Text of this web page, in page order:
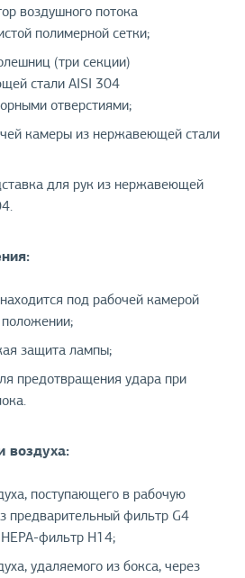
воздушного потока
полимерной сетки;
(три секции)
стали AISI 304
отверстиями;
камеры из нержавеющей стали
для рук из нержавеющей
под рабочей камерой
защита лампы;
предотвращения удара при
воздуха:
поступающего в рабочую
предварительный фильтр G4
НЕРА-фильтр Н14;
удаляемого из бокса, через